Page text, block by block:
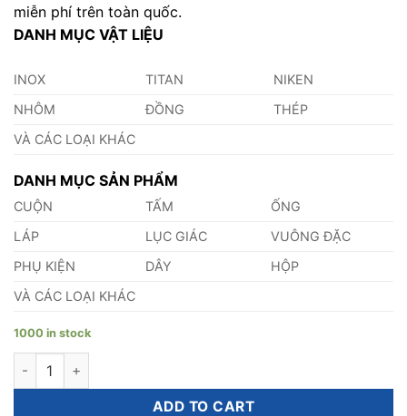
miễn phí trên toàn quốc.
DANH MỤC VẬT LIỆU
INOX TITAN
NIKEN
NHÔM
ĐỒNG
THÉP
VÀ CÁC LOẠI KHÁC
DANH MỤC SẢN PHẨM
CUỘN TẤM
ỐNG
LÁP
LỤC GIÁC
VUÔNG ĐẶC
PHỤ KIỆN
DÂY
HỘP
VÀ CÁC LOẠI KHÁC
1000 in stock
Láp Nhôm 6061 Phi 300 quantity
ADD TO CART